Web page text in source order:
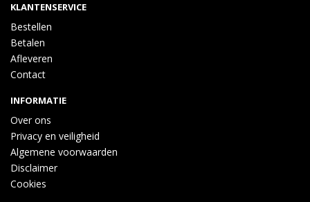
KLANTENSERVICE
Bestellen
Betalen
Afleveren
Contact
INFORMATIE
Over ons
Privacy en veiligheid
Algemene voorwaarden
Disclaimer
Cookies